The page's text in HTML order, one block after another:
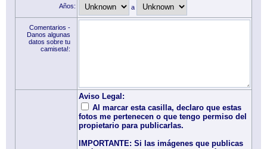
Años: a
Comentarios -
Danos algunas
datos sobre tu
camiseta!:
Aviso Legal:
Al marcar esta casilla, declaro que estas
fotos me pertenecen o que tengo permiso del
propietario para publicarlas.
IMPORTANTE: Si las imágenes que publicas